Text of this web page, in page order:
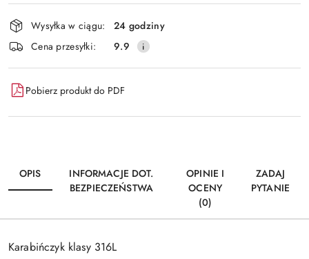
Wyślij
Dostępność
i
dostawa
Wysyłka w ciągu:
24 godziny
Cena przesyłki:
9.9
Pobierz produkt do PDF
OPIS
INFORMACJE DOT.
BEZPIECZEŃSTWA
OPINIE I
OCENY
(0)
ZADAJ
PYTANIE
Karabińczyk klasy 316L